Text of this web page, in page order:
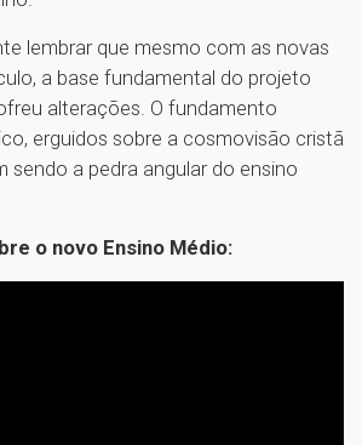
lembrar que mesmo com as novas
a base fundamental do projeto
alterações. O fundamento
erguidos sobre a cosmovisão cristã
sendo a pedra angular do ensino
o novo Ensino Médio: